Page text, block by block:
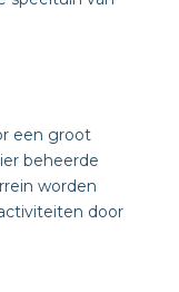
een groot
beheerde
worden
door